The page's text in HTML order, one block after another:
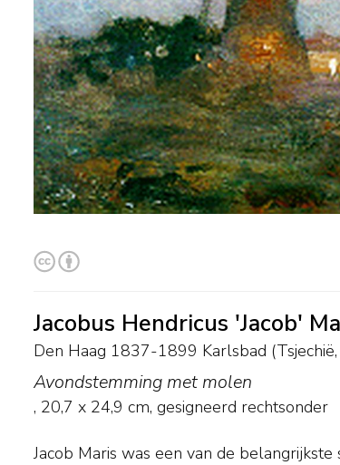
Jacobus Hendricus 'Jacob'
Den Haag 1837-1899 Karlsbad
Avondstemming met molen
, 20,7 x 24,9 cm, gesigneerd rechtsonder
Jacob Maris was een van de
en strandgezichten. Onder invloed van